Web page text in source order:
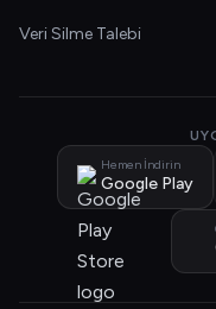
Veri Silme Talebi
Hemen İndirin
Google Play